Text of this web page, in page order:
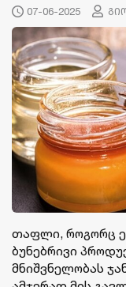
07-06-2025
თაფლი, როგორც
ბუნებრივი
მნიშვნელობას